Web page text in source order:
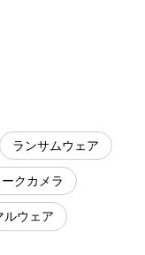
ランサムウェア
クカメラ
ルウェア